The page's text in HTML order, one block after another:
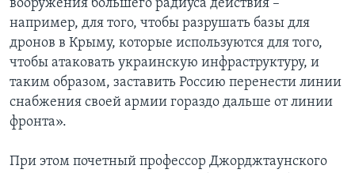
вооружения большего радиуса действия –
например, для того, чтобы разрушать базы для
дронов в Крыму, которые используются для того,
чтобы атаковать украинскую инфраструктуру, и
таким образом, заставить Россию перенести линии
снабжения своей армии гораздо дальше от линии
фронта».
При этом почетный профессор Джорджтаунского